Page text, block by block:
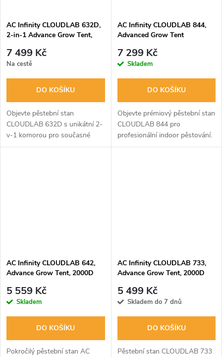
AC Infinity CLOUDLAB 632D,
2-in-1 Advance Grow Tent,
- 90x60x180cm
7 499 Kč
Na cestě
DO KOŠÍKU
Objevte pěstební stan
CLOUDLAB 632D s unikátní 2-
v-1 komorou pro současné
pěstování sazenic a dospělých
AC Infinity CLOUDLAB 844,
Advanced Grow Tent
Oxford Canvas Fabric, Large
Viewing Window with Zipper
7 299 Kč
Skladem
DO KOŠÍKU
Objevte prémiový pěstební stan
CLOUDLAB 844 pro
profesionální indoor pěstování.
Vyroben z extrémně odolného
AC Infinity CLOUDLAB 642,
Advance Grow Tent, 2000D
120x60x180cm
5 559 Kč
Skladem
DO KOŠÍKU
Pokročilý pěstební stan AC
AC Infinity CLOUDLAB 733,
Advance Grow Tent, 2000D
90x90x180cm
5 499 Kč
Skladem do 7 dnů
DO KOŠÍKU
Pěstební stan CLOUDLAB 733